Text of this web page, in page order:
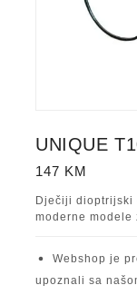
UNIQUE
147 KM
Dječiji dioptrijski
moderne
Webshop je
upoznali sa